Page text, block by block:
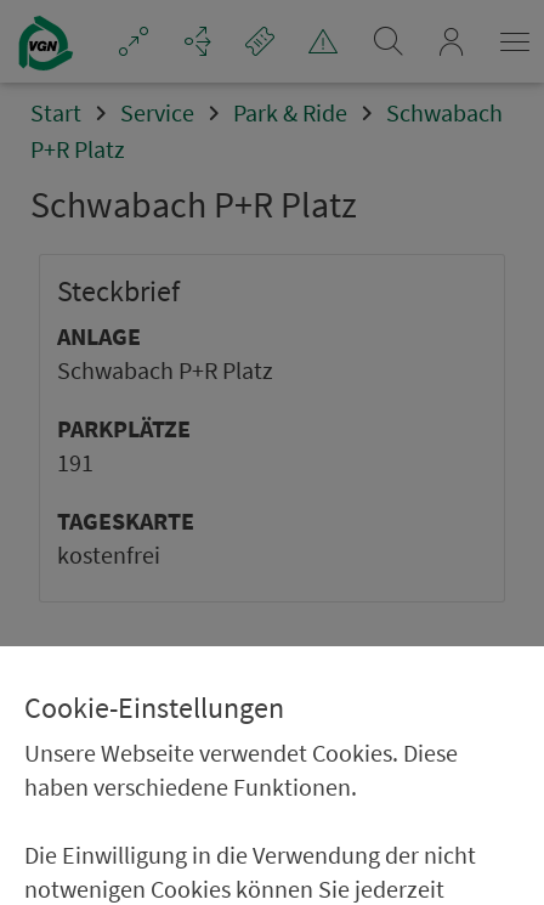
Start
Service Park & Ride
Schwabach
P+R Platz
Schwabach P+R Platz
Steck­brief
ANLAGE
Schwabach P+R Platz
PARKPLÄTZE
191
TAGESKARTE
kos­ten­frei
0%
0:00 6:00 12:00 18:00
Werktag außerhalb der Ferienzeit.
(Angaben ohne Gewähr)
Cookie-Einstellungen
Unsere Webseite verwendet Cookies. Diese
haben verschiedene Funktionen.
Die Einwilligung in die Verwendung der nicht
notwenigen Cookies können Sie jederzeit